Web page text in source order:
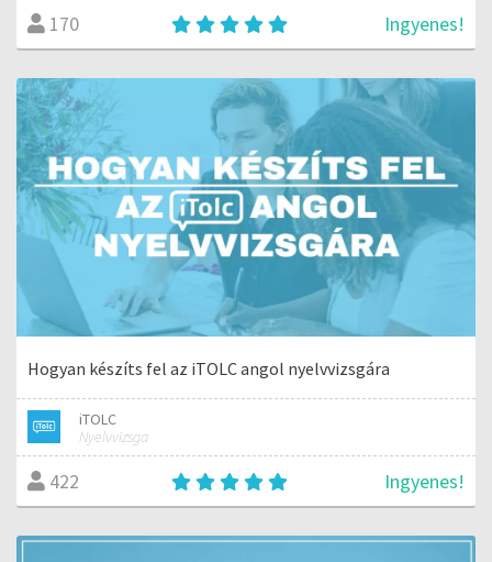
170 Ingyenes!
Hogyan készíts fel az iTOLC angol nyelvvizsgára
iTOLC
Nyelvvizsga
422 Ingyenes!